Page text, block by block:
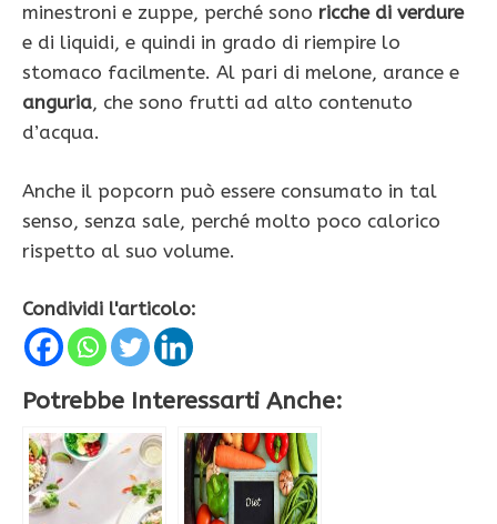
minestroni e zuppe, perché sono ricche di verdure
e di liquidi, e quindi in grado di riempire lo
stomaco facilmente. Al pari di melone, arance e
anguria, che sono frutti ad alto contenuto
d’acqua.
Anche il popcorn può essere consumato in tal
senso, senza sale, perché molto poco calorico
rispetto al suo volume.
Condividi l'articolo:
Potrebbe Interessarti Anche: